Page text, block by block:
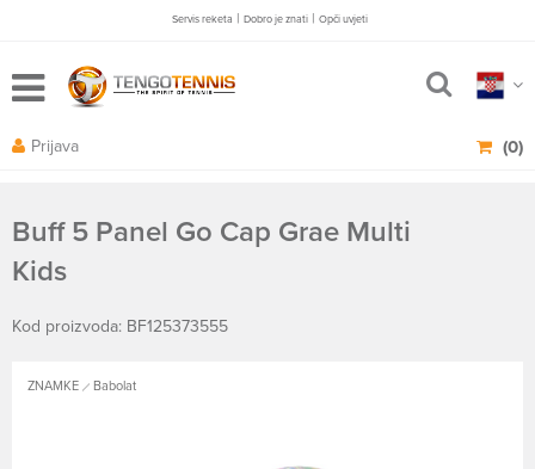
Servis reketa | Dobro je znati | Opči uvjeti
(0)
Prijava
Buff 5 Panel Go Cap Grae Multi
Kids
Kod proizvoda: BF125373555
ZNAMKE Babolat